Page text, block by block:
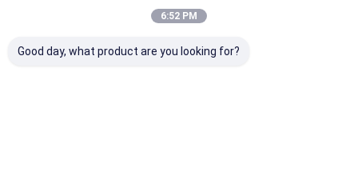
6:52 PM
Good day, what product are you looking for?